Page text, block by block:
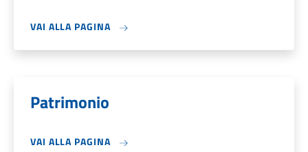
VAI ALLA PAGINA
Patrimonio
VAI ALLA PAGINA